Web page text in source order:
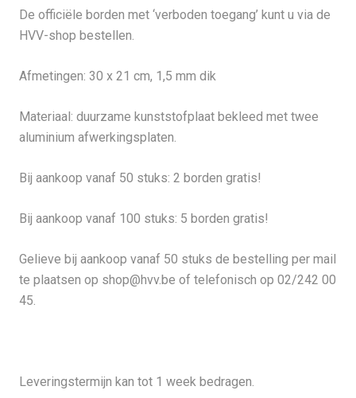
De officiële borden met ‘verboden toegang’ kunt u via de
HVV-shop bestellen.
Afmetingen: 30 x 21 cm, 1,5 mm dik
Materiaal: duurzame kunststofplaat bekleed met twee
aluminium afwerkingsplaten.
Bij aankoop vanaf 50 stuks: 2 borden gratis!
Bij aankoop vanaf 100 stuks: 5 borden gratis!
Gelieve bij aankoop vanaf 50 stuks de bestelling per mail
te plaatsen op shop@hvv.be of telefonisch op 02/242 00
45.
Leveringstermijn kan tot 1 week bedragen.